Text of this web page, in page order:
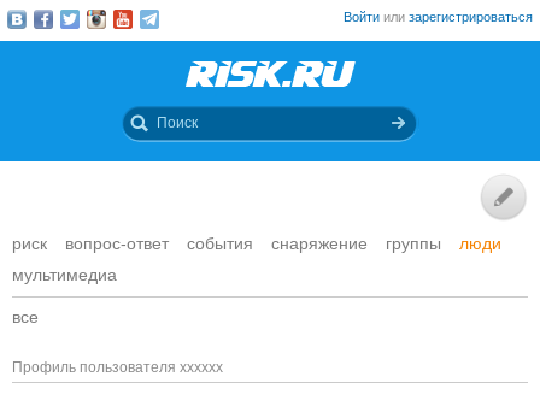
Войти или зарегистрироваться
риск вопрос-ответ события снаряжение группы
люди
мультимедиа
все
Профиль пользователя xxxxxx